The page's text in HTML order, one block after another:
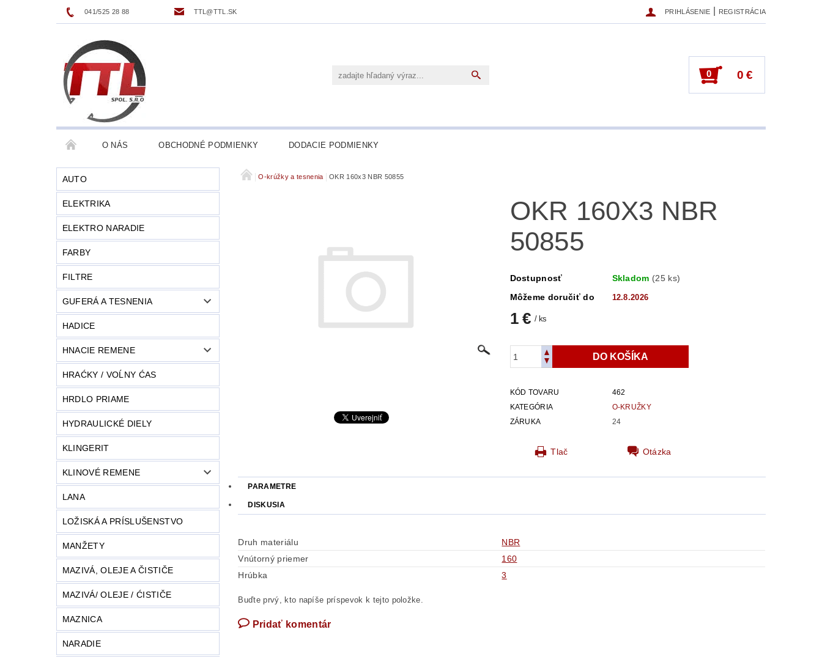
041/525 28 88 TTL@TTL.SK PRIHLÁSENIE REGISTRÁCIA
0 0 €
O NÁS OBCHODNÉ PODMIENKY DODACIE PODMIENKY
AUTO
ELEKTRIKA
ELEKTRO NARADIE
FARBY
FILTRE
GUFERÁ A TESNENIA
HADICE
HNACIE REMENE
HRAĆKY / VOĹNY ĆAS
HRDLO PRIAME
HYDRAULICKÉ DIELY
KLINGERIT
KLINOVÉ REMENE
LANA
LOŽISKÁ A PRÍSLUŠENSTVO
MANŽETY
MAZIVÁ, OLEJE A ČISTIČE
MAZIVÁ/ OLEJE / ĆISTIČE
MAZNICA
NARADIE
O-krúžky a tesnenia OKR 160x3 NBR 50855
OKR 160X3 NBR
50855
Dostupnosť Skladom (25 ks)
Môžeme doručiť do
12.8.2026
1 € / ks
KÓD TOVARU
462
KATEGÓRIA
O-KRUŽKY
ZÁRUKA
24
Tlač Otázka
PARAMETRE
DISKUSIA
Druh materiálu
NBR
Vnútorný priemer
160
Hrúbka
3
Buďte prvý, kto napíše príspevok k tejto položke.
Pridať komentár